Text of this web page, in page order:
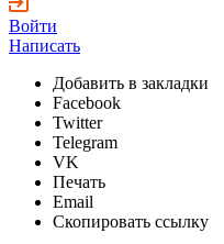
Войти
Написать
Добавить в закладки
Facebook
Twitter
Telegram
VK
Печать
Email
Скопировать ссылку